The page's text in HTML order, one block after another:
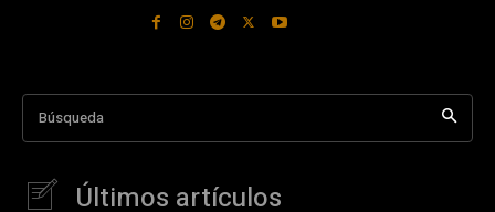
Búsqueda
Últimos artículos